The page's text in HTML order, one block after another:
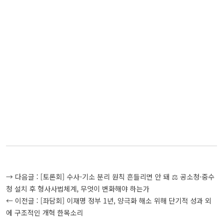
글
탐
색
→ 다음글 : [토론회] 수사-기소 분리 원칙 흔들리면 안 돼 ⚖️ 공소청·중수
청 설치 후 형사사법체계, 무엇이 변화해야 하는가
← 이전글 : [좌담회] 이재명 정부 1년, 양극화 해소 위해 단기적 성과 외
에 구조적인 개혁 한목소리